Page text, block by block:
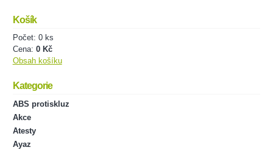
Košík
Počet: 0 ks
Cena: 0 Kč
Obsah košíku
Kategorie
ABS protiskluz
Akce
Atesty
Ayaz